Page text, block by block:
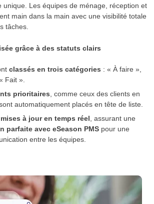
unique. Les équipes de ménage, réception et
main dans la main avec une visibilité totale
tâches.
grâce à des statuts clairs
classés en trois catégories : « À faire »,
Fait ».
prioritaires, comme ceux des clients en
automatiquement placés en tête de liste.
mises à jour en temps réel, assurant une
parfaite avec eSeason PMS pour une
entre les équipes.